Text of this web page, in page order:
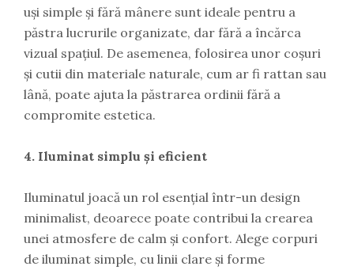
uși simple și fără mânere sunt ideale pentru a
păstra lucrurile organizate, dar fără a încărca
vizual spațiul. De asemenea, folosirea unor coșuri
și cutii din materiale naturale, cum ar fi rattan sau
lână, poate ajuta la păstrarea ordinii fără a
compromite estetica.
4. Iluminat simplu și eficient
Iluminatul joacă un rol esențial într-un design
minimalist, deoarece poate contribui la crearea
unei atmosfere de calm și confort. Alege corpuri
de iluminat simple, cu linii clare și forme